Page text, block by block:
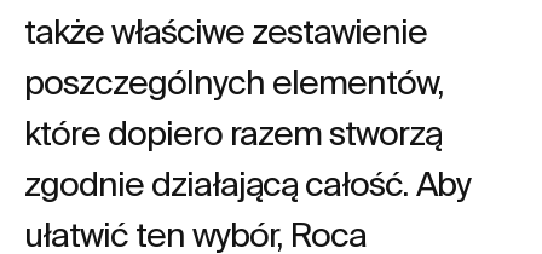
także właściwe zestawienie
poszczególnych elementów,
które dopiero razem stworzą
zgodnie działającą całość. Aby
ułatwić ten wybór, Roca